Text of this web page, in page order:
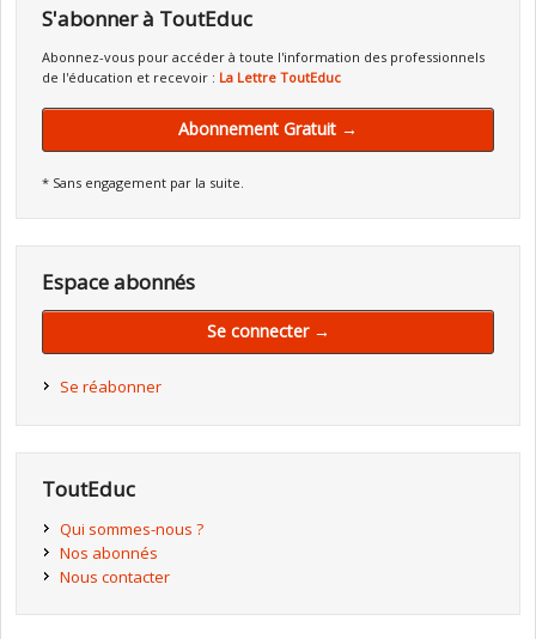
S'abonner à ToutEduc
Abonnez-vous pour accéder à toute l'information des professionnels
de l'éducation et recevoir : La Lettre ToutEduc
Abonnement Gratuit →
* Sans engagement par la suite.
Espace abonnés
Se connecter →
Se réabonner
ToutEduc
Qui sommes-nous ?
Nos abonnés
Nous contacter